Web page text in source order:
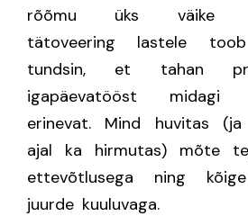
rõõmu üks väike
tätoveering lastele
tundsin, et tahan
igapäevatööst midagi
erinevat. Mind huvitas (ja
ajal ka hirmutas) mõte
ettevõtlusega ning
juurde kuuluvaga.